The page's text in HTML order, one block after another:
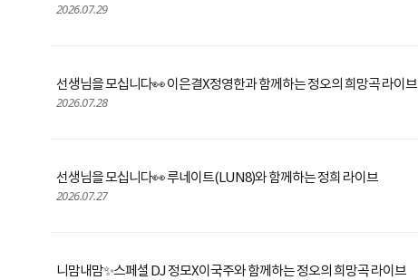
2026.07.29
선생님을 모십니다👀 이은결X정영한과 함께하는 정오의 희망곡 라이브
2026.07.28
선생님을 모십니다👀 루네이트(LUN8)와 함께하는 정희 라이브
2026.07.27
니맘내맘✨스페셜 DJ 정모X이국주와 함께하는 정오의 희망곡 라이브